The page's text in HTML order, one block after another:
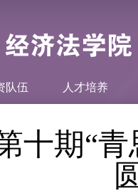
队伍 人才培养
十期“